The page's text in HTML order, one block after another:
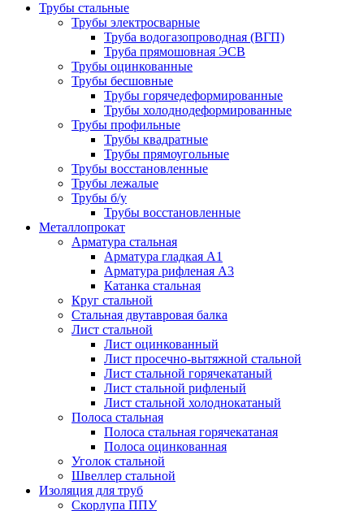
Трубы стальные
Трубы электросварные
Труба водогазопроводная (ВГП)
Труба прямошовная ЭСВ
Трубы оцинкованные
Трубы бесшовные
Трубы горячедеформированные
Трубы холоднодеформированные
Трубы профильные
Трубы квадратные
Трубы прямоугольные
Трубы восстановленные
Трубы лежалые
Трубы б/у
Трубы восстановленные
Металлопрокат
Арматура стальная
Арматура гладкая А1
Арматура рифленая А3
Катанка стальная
Круг стальной
Стальная двутавровая балка
Лист стальной
Лист оцинкованный
Лист просечно-вытяжной стальной
Лист стальной горячекатаный
Лист стальной рифленый
Лист стальной холоднокатаный
Полоса стальная
Полоса стальная горячекатаная
Полоса оцинкованная
Уголок стальной
Швеллер стальной
Изоляция для труб
Скорлупа ППУ